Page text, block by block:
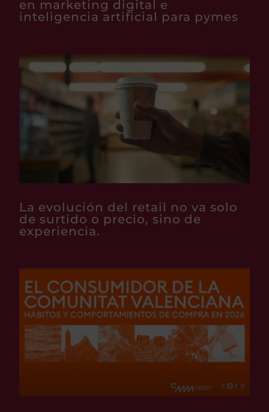
en marketing digital e
inteligencia artificial para pymes
La evolución del retail no va solo
de surtido o precio, sino de
experiencia.